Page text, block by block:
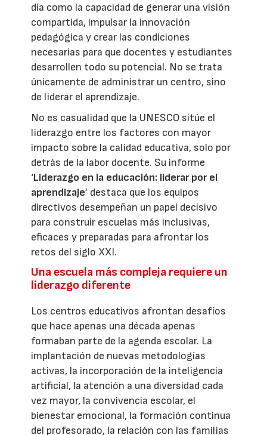
día como la capacidad de generar una visión
compartida, impulsar la innovación
pedagógica y crear las condiciones
necesarias para que docentes y estudiantes
desarrollen todo su potencial. No se trata
únicamente de administrar un centro, sino
de liderar el aprendizaje.
No es casualidad que la UNESCO sitúe el
liderazgo entre los factores con mayor
impacto sobre la calidad educativa, solo por
detrás de la labor docente. Su informe
‘Liderazgo en la educación: liderar por el
aprendizaje’ destaca que los equipos
directivos desempeñan un papel decisivo
para construir escuelas más inclusivas,
eficaces y preparadas para afrontar los
retos del siglo XXI.
Una escuela más compleja requiere un
liderazgo diferente
Los centros educativos afrontan desafíos
que hace apenas una década apenas
formaban parte de la agenda escolar. La
implantación de nuevas metodologías
activas, la incorporación de la inteligencia
artificial, la atención a una diversidad cada
vez mayor, la convivencia escolar, el
bienestar emocional, la formación continua
del profesorado, la relación con las familias